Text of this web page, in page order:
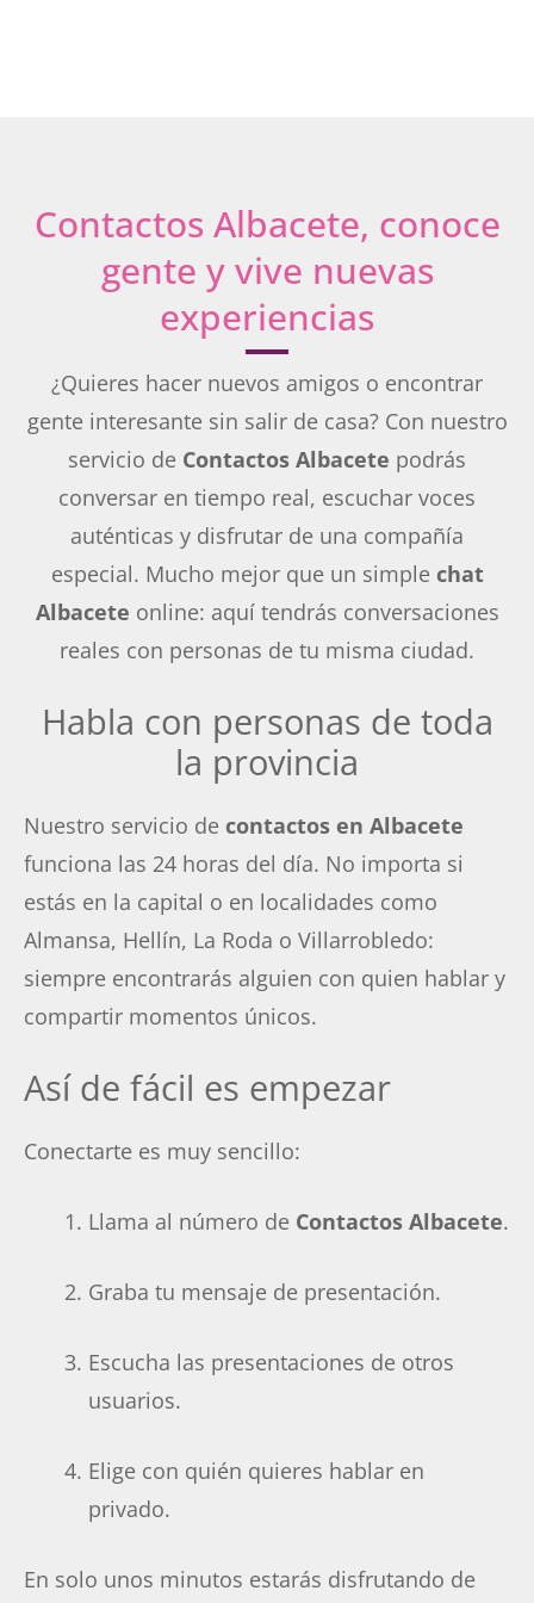
Contactos Albacete, conoce
gente y vive nuevas
experiencias
¿Quieres hacer nuevos amigos o encontrar
gente interesante sin salir de casa? Con nuestro
servicio de Contactos Albacete podrás
conversar en tiempo real, escuchar voces
auténticas y disfrutar de una compañía
especial. Mucho mejor que un simple chat
Albacete online: aquí tendrás conversaciones
reales con personas de tu misma ciudad.
Habla con personas de toda
la provincia
Nuestro servicio de contactos en Albacete
funciona las 24 horas del día. No importa si
estás en la capital o en localidades como
Almansa, Hellín, La Roda o Villarrobledo:
siempre encontrarás alguien con quien hablar y
compartir momentos únicos.
Así de fácil es empezar
Conectarte es muy sencillo:
Llama al número de Contactos Albacete.
Graba tu mensaje de presentación.
Escucha las presentaciones de otros
usuarios.
Elige con quién quieres hablar en
privado.
En solo unos minutos estarás disfrutando de